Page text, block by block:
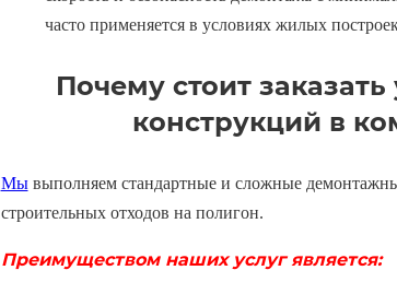
часто применяется в условиях жилых
Почему стоит
конструкций в
Мывыполняем стандартные и сложные
строительных отходов на полигон.
Преимуществом наших услуг является: